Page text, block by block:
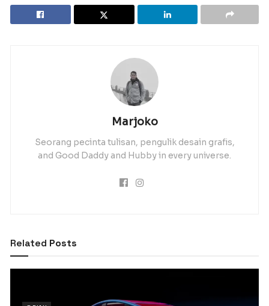
Marjoko
Seorang pecinta tulisan, pengulik desain grafis,
and Good Daddy and Hubby in every universe.
Related Posts